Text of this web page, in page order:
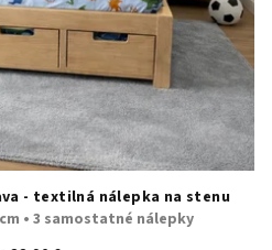
- textilná nálepka na stenu
• 3 samostatné nálepky